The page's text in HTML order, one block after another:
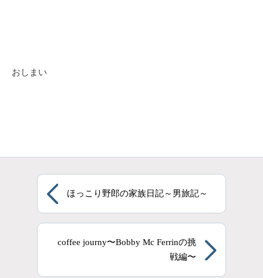
おしまい
ほっこり野郎の家族日記～男旅記～
coffee journy〜Bobby Mc Ferrinの挑
戦編〜